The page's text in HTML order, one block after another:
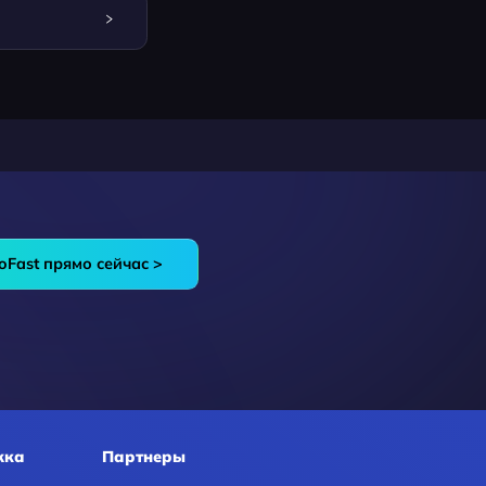
прямо сейчас >
Партнеры